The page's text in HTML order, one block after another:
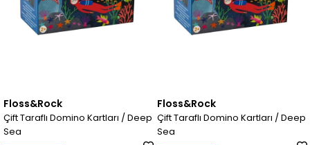
Floss&Rock
Çift Taraflı Domino Kartları / Deep
Sea
Floss&Rock
Çift Taraflı Domino Kartları / Deep
Sea